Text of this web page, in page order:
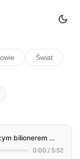
Świat
Forbes: Elon Musk został pierwszym bilionerem świata po debiucie SpaceX
0:00 / 5:52